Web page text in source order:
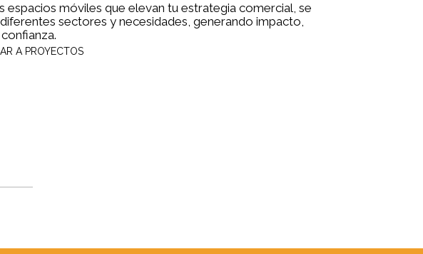
espacios móviles que elevan tu estrategia comercial, se
sectores y necesidades, generando impacto,
A PROYECTOS